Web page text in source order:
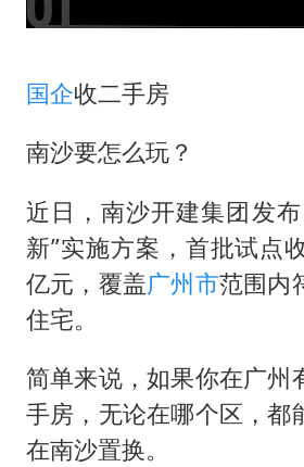
国企收二手房
南沙要怎么玩？
近日，南沙开建集团发
新”实施方案，首批试点
亿元，覆盖广州市范围内
住宅。
简单来说，如果你在广州
手房，无论在哪个区，都
在南沙置换。